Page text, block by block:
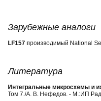
Зарубежные аналоги
LF157 производимый National
Литература
Интегральные микросхемы и
Том 7./А. В. Нефедов. - М.:ИП